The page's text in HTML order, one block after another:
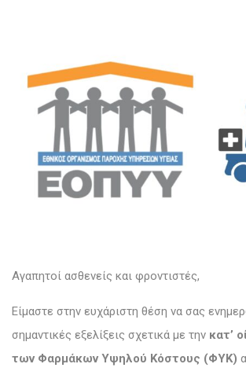
Αγαπητοί ασθενείς και φροντιστές,
Είμαστε στην ευχάριστη θέση να σας
σημαντικές εξελίξεις σχετικά με την κατ’
των Φαρμάκων Υψηλού Κόστους (ΦΥΚ)